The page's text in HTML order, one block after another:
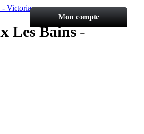
Les Bains -
Mon compte